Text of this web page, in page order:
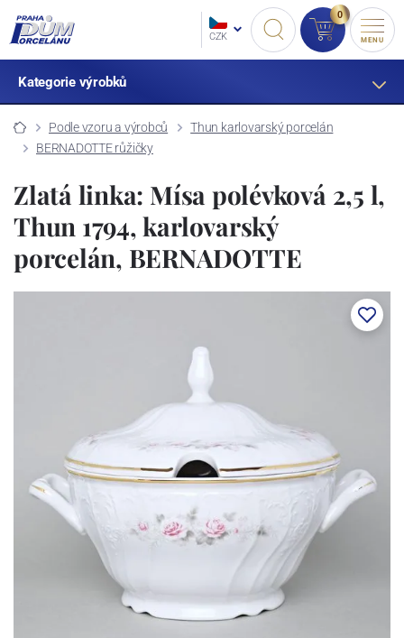
CZK
0
MENU
Kategorie výrobků
Podle vzoru a výrobců
Thun karlovarský porcelán
BERNADOTTE růžičky
Zlatá linka: Mísa polévková 2,5 l,
Thun 1794, karlovarský
porcelán, BERNADOTTE